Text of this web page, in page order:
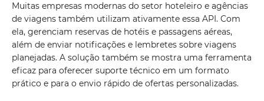
Muitas empresas modernas do setor hoteleiro e agências
de viagens também utilizam ativamente essa API. Com
ela, gerenciam reservas de hotéis e passagens aéreas,
além de enviar notificações e lembretes sobre viagens
planejadas. A solução também se mostra uma ferramenta
eficaz para oferecer suporte técnico em um formato
prático e para o envio rápido de ofertas personalizadas.